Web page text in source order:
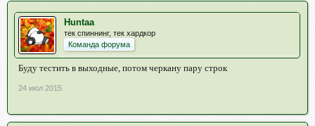
Huntaa
тек спиннинг, тек хардкор
Команда форума
Буду тестить в выходные, потом черкану пару строк
24 июл 2015